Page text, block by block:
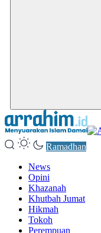
Ramadhan
News
Opini
Khazanah
Khutbah Jumat
Hikmah
Tokoh
Perempuan